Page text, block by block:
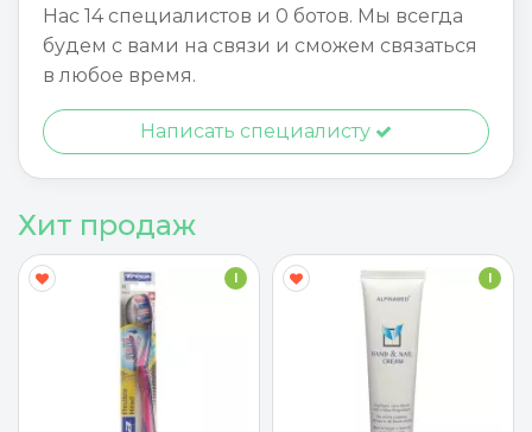
Нас 14 специалистов и 0 ботов. Мы всегда
будем с вами на связи и сможем связаться
в любое время.
Написать специалисту
Хит продаж